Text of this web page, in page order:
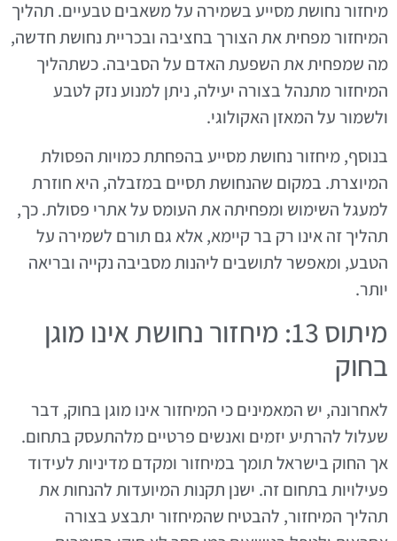
מיחזור נחושת מסייע בשמירה על משאבים טבעיים. תהליך
המיחזור מפחית את הצורך בחציבה ובכריית נחושת חדשה,
מה שמפחית את השפעת האדם על הסביבה. כשתהליך
המיחזור מתנהל בצורה יעילה, ניתן למנוע נזק לטבע
ולשמור על המאזן האקולוגי.
בנוסף, מיחזור נחושת מסייע בהפחתת כמויות הפסולת
המיוצרת. במקום שהנחושת תסיים במזבלה, היא חוזרת
למעגל השימוש ומפחיתה את העומס על אתרי פסולת. כך,
תהליך זה אינו רק בר קיימא, אלא גם תורם לשמירה על
הטבע, ומאפשר לתושבים ליהנות מסביבה נקייה ובריאה
יותר.
מיתוס 13: מיחזור נחושת אינו מוגן
בחוק
לאחרונה, יש המאמינים כי המיחזור אינו מוגן בחוק, דבר
שעלול להרתיע יזמים ואנשים פרטיים מלהתעסק בתחום.
אך החוק בישראל תומך במיחזור ומקדם מדיניות לעידוד
פעילויות בתחום זה. ישנן תקנות המיועדות להנחות את
תהליך המיחזור, להבטיח שהמיחזור יתבצע בצורה